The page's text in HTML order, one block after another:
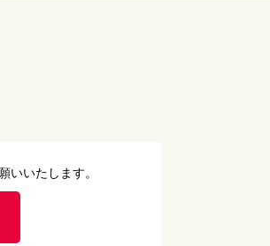
いいたします。